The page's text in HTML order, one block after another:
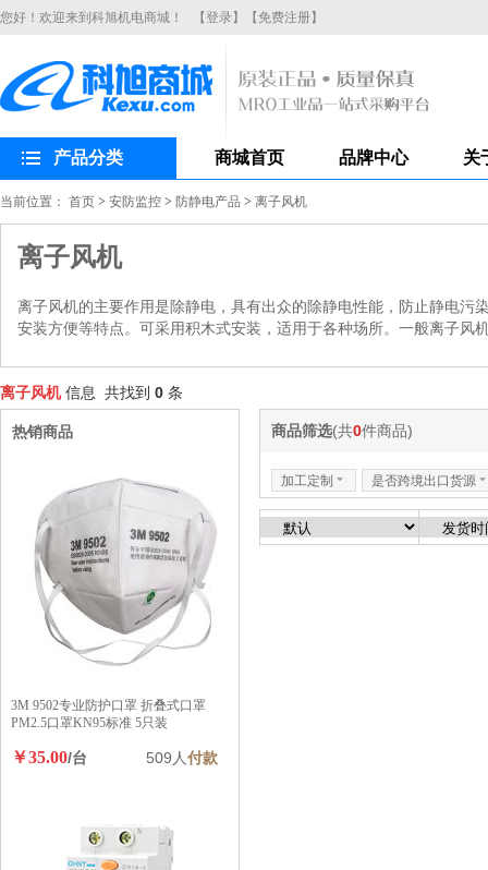
您好！欢迎来到科旭机电商城！ 【登录】 【免费注册】
产品分类 商城首页 品牌中心 关
当前位置： 首页 > 安防监控 > 防静电产品 > 离子风机
离子风机
离子风机的主要作用是除静电，具有出众的除静电性能，防止静电
安装方便等特点。可采用积木式安装，适用于各种场所。一般离子
离子风机信息 共找到 0 条
商品筛选(共0件商品)
加工定制 6 是否跨境出口货源 6
热销商品
3M 9502专业防护口罩 折叠式口罩
PM2.5口罩KN95标准 5只装
￥35.00/台 509人付款